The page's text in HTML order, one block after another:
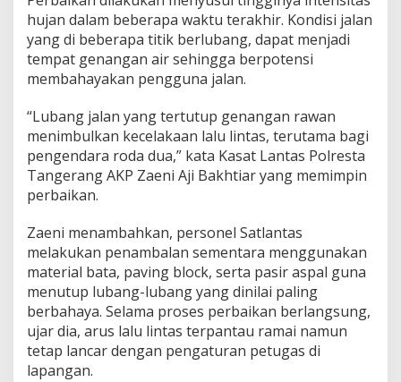
r
e
s
t
a
n
g
e
r
P
e
r
b
a
i
k
i
hujan dalam beberapa waktu terakhir. Kondisi jalan
yang di beberapa titik berlubang, dapat menjadi
tempat genangan air sehingga berpotensi
membahayakan pengguna jalan.
“Lubang jalan yang tertutup genangan rawan
menimbulkan kecelakaan lalu lintas, terutama bagi
pengendara roda dua,” kata Kasat Lantas Polresta
Tangerang AKP Zaeni Aji Bakhtiar yang memimpin
perbaikan.
Zaeni menambahkan, personel Satlantas
melakukan penambalan sementara menggunakan
material bata, paving block, serta pasir aspal guna
menutup lubang-lubang yang dinilai paling
berbahaya. Selama proses perbaikan berlangsung,
ujar dia, arus lalu lintas terpantau ramai namun
tetap lancar dengan pengaturan petugas di
lapangan.